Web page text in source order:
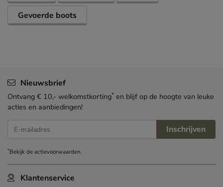
Gevoerde boots
Klantenservice
Nieuwsbrief
Ontvang € 10,- welkomstkorting* en blijf op de hoogte van leuke
acties en aanbiedingen!
E-mailadres Inschrijven
*Bekijk deactievoorwaarden.